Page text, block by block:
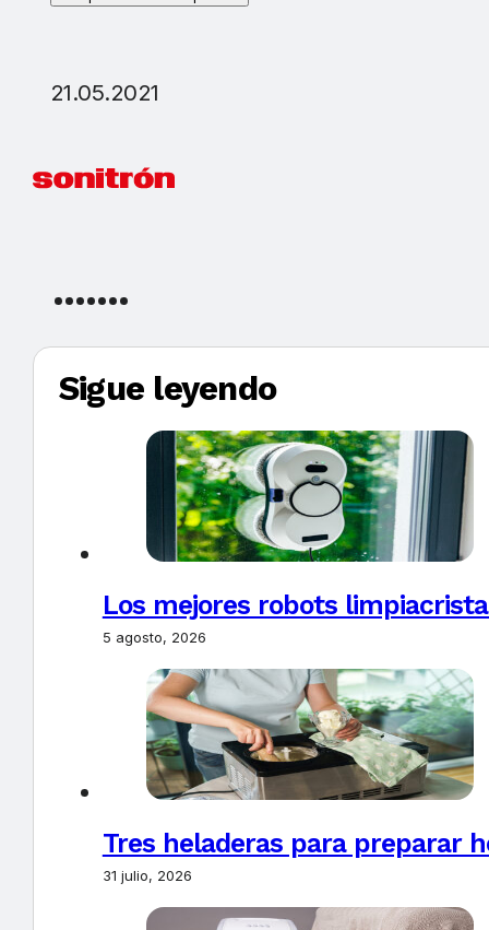
21.05.2021
Sigue leyendo
Los mejores robots
5 agosto, 2026
Tres heladeras para preparar
31 julio, 2026